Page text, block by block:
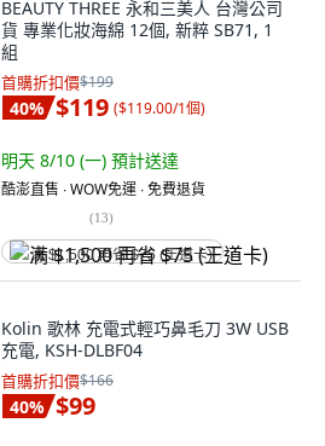
BEAUTY THREE 永和三美人 台灣公司
貨 專業化妝海綿 12個, 新粹 SB71, 1
組
首購折扣價$199
40% $119 ($119.00/1個)
明天 8/10 (一) 預計送達
酷澎直售 ∙ WOW免運 ∙ 免費退貨
(13)
满 $1,500 再省 $75 (王道卡)
Kolin 歌林 充電式輕巧鼻毛刀 3W USB
充電, KSH-DLBF04
首購折扣價$166
40% $99